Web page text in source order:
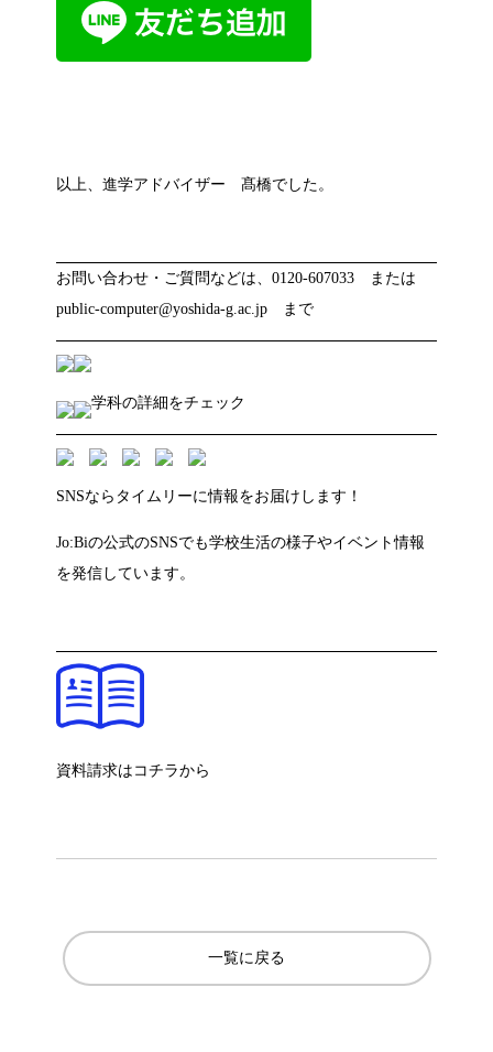
以上、進学アドバイザー 髙橋でした。
お問い合わせ・ご質問などは、0120-607033 または
public-computer@yoshida-g.ac.jp まで
学科の詳細をチェック
SNSならタイムリーに情報をお届けします！
Jo:Biの公式のSNSでも学校生活の様子やイベント情報
を発信しています。
資料請求はコチラから
一覧に戻る